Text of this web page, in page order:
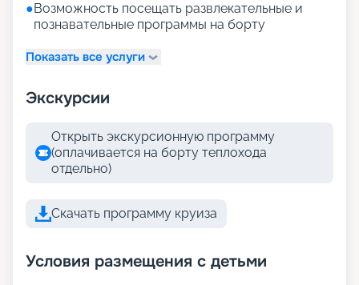
●Возможность посещать развлекательные и
познавательные программы на борту
Показать все услуги
Экскурсии
Открыть экскурсионную программу
(оплачивается на борту теплохода
отдельно)
Скачать программу круиза
Условия размещения с детьми